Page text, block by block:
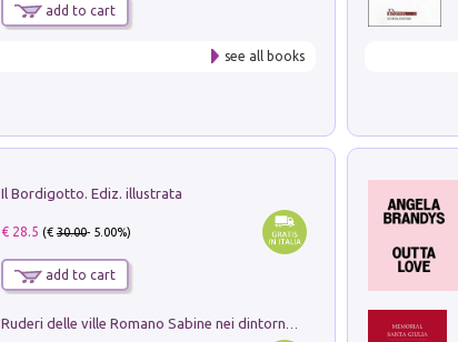
add to cart
see all books
Il Bordigotto. Ediz. illustrata
€ 28.5 (€30.00- 5.00%)
add to cart